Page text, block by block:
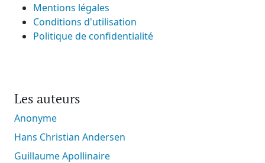
Mentions légales
Conditions d'utilisation
Politique de confidentialité
Les auteurs
Anonyme
Hans Christian Andersen
Guillaume Apollinaire